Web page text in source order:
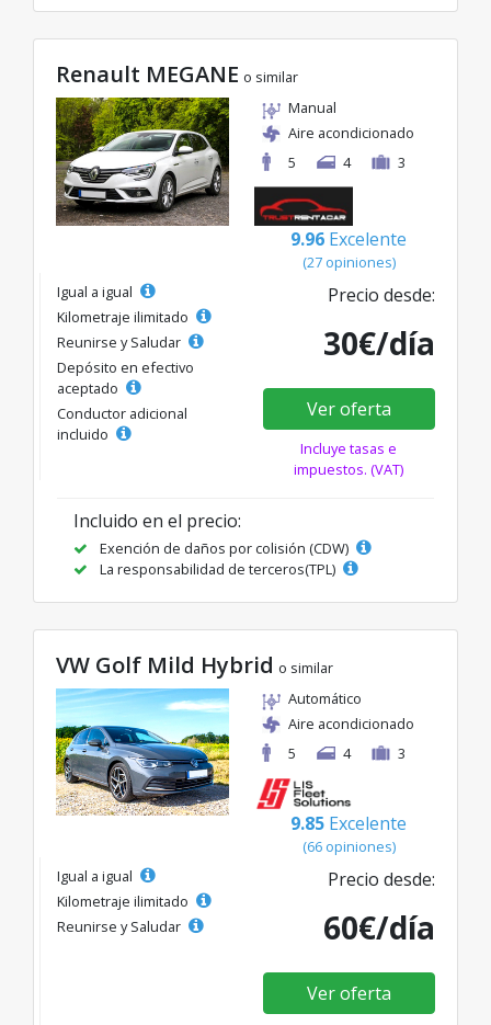
Renault MEGANE o similar
Manual
Aire acondicionado
5
4 3
9.96 Excelente
(27 opiniones)
Igual a igual
Kilometraje ilimitado
Reunirse y Saludar
Depósito en efectivo
aceptado
Conductor adicional
incluido
Precio desde:
30€/día
Ver oferta
Incluye tasas e
impuestos. (VAT)
Incluido en el precio:
Exención de daños por colisión (CDW)
La responsabilidad de terceros(TPL)
VW Golf Mild Hybrid o similar
Automático
Aire acondicionado
5
4 3
9.85 Excelente
(66 opiniones)
Igual a igual
Kilometraje ilimitado
Reunirse y Saludar
Precio desde:
60€/día
Ver oferta